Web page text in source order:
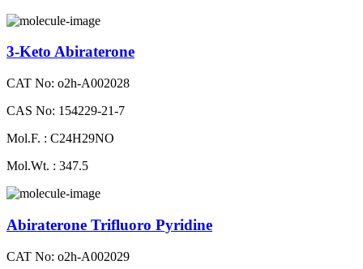
3-Keto Abiraterone
CAT No: o2h-A002028
CAS No: 154229-21-7
Mol.F. : C24H29NO
Mol.Wt. : 347.5
Abiraterone Trifluoro Pyridine
CAT No: o2h-A002029